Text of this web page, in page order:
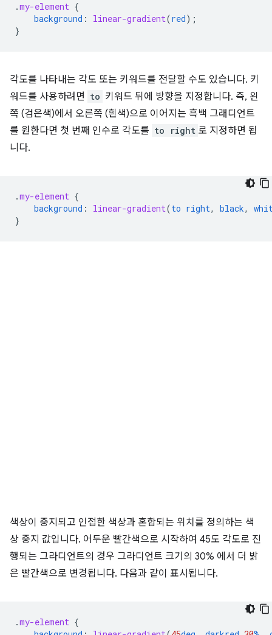
.my-element {
background : linear-gradient(red);
}
각도를 나타내는 각도 또는 키워드를 전달할 수도 있습니다. 키
워드를 사용하려면 to 키워드 뒤에 방향을 지정합니다. 즉, 왼
쪽 (검은색)에서 오른쪽 (흰색)으로 이어지는 흑백 그래디언트
를 원한다면 첫 번째 인수로 각도를 to right 로 지정하면 됩
니다.
.my-element {
background : linear-gradient(to right, black,
}
색상이 중지되고 인접한 색상과 혼합되는 위치를 정의하는 색
상 중지 값입니다. 어두운 빨간색으로 시작하여 45도 각도로 진
행되는 그라디언트의 경우 그라디언트 크기의 30% 에서 더 밝
은 빨간색으로 변경됩니다. 다음과 같이 표시됩니다.
.my-element {